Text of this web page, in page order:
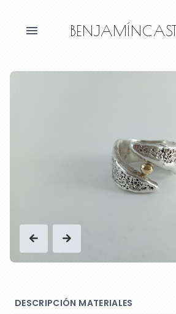
DESCRIPCIÓN MATERIALES